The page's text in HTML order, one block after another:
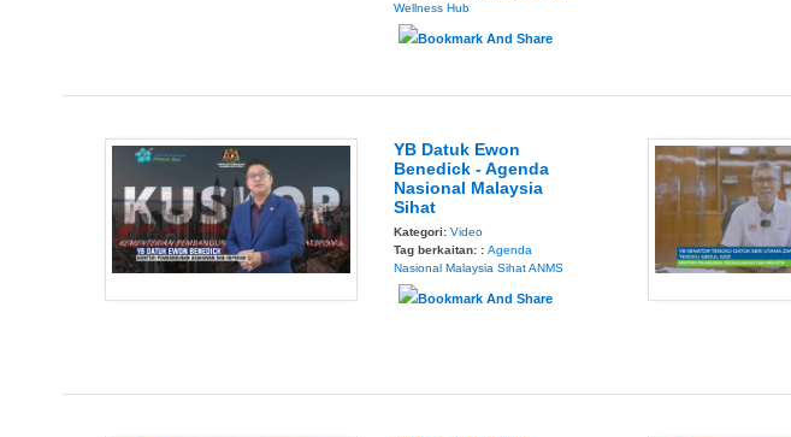
Wellness Hub
YB Datuk Ewon
Benedick - Agenda
Nasional Malaysia
Sihat
Kategori: Video
Tag berkaitan: : Agenda
Nasional Malaysia SihatANMS